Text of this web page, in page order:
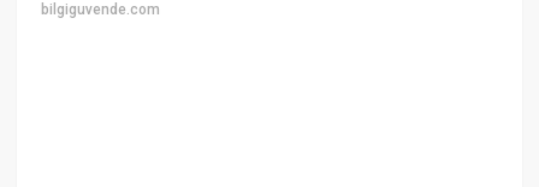
bilgiguvende.com